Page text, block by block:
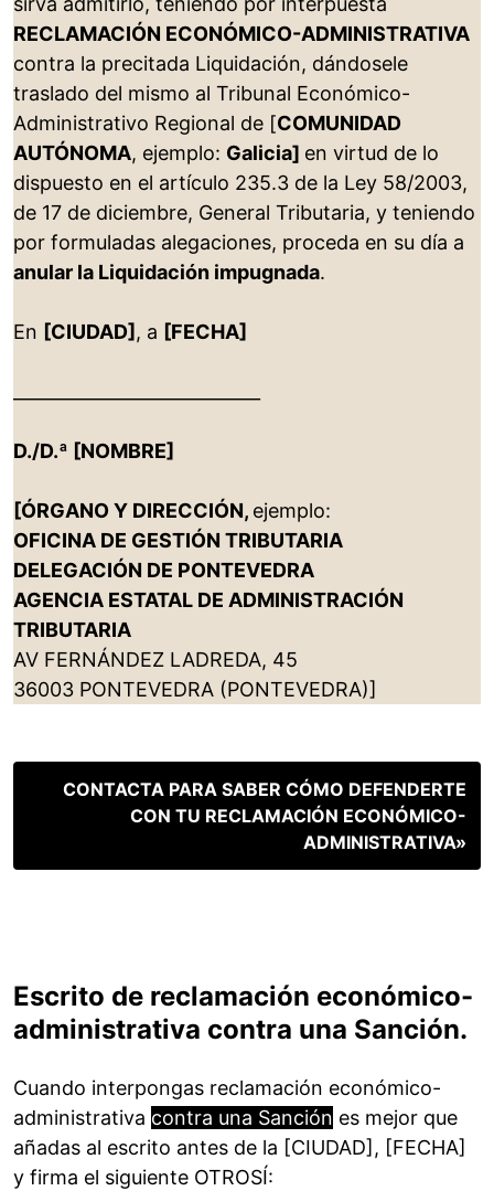
RECLAMACIÓN ECONÓMICO-ADMINISTRATIVA
contra la precitada Liquidación, dándosele
traslado del mismo al Tribunal Económico-
Administrativo Regional de [COMUNIDAD
AUTÓNOMA, ejemplo: Galicia] en virtud de lo
dispuesto en el artículo 235.3 de la Ley 58/2003,
de 17 de diciembre, General Tributaria, y teniendo
por formuladas alegaciones, proceda en su día a
anular la Liquidación impugnada.
En [CIUDAD] , a [FECHA]
D./D.ª [NOMBRE]
[ÓRGANO Y DIRECCIÓN, ejemplo:
OFICINA DE GESTIÓN TRIBUTARIA
DELEGACIÓN DE PONTEVEDRA
AGENCIA ESTATAL DE ADMINISTRACIÓN
TRIBUTARIA
AV FERNÁNDEZ LADREDA, 45
36003 PONTEVEDRA (PONTEVEDRA)]
CONTACTA PARA SABER CÓMO DEFENDERTE
CON TU RECLAMACIÓN ECONÓMICO-
ADMINISTRATIVA»
Escrito de reclamación económico-
administrativa contra una Sanción.
Cuando interpongas reclamación económico-
administrativa contra una Sanción es mejor que
añadas al escrito antes de la [CIUDAD], [FECHA]
y firma el siguiente OTROSÍ: